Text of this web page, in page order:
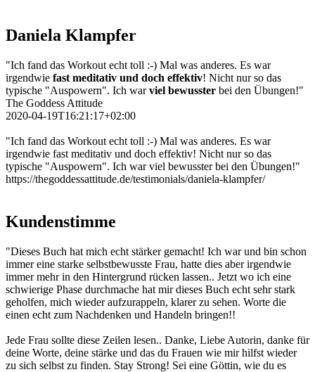
Daniela Klampfer
"Ich fand das Workout echt toll :-) Mal was anderes. Es war
irgendwie fast meditativ und doch effektiv! Nicht nur so das
typische "Auspowern". Ich warviel bewusster bei den Übungen!"
The Goddess Attitude
2020-04-19T16:21:17+02:00
"Ich fand das Workout echt toll :-) Mal was anderes. Es war
irgendwie fast meditativ und doch effektiv! Nicht nur so das
typische "Auspowern". Ich war viel bewusster bei den Übungen!"
https://thegoddessattitude.de/testimonials/daniela-klampfer/
Kundenstimme
"Dieses Buch hat mich echt stärker gemacht! Ich war und bin schon
immer eine starke selbstbewusste Frau, hatte dies aber irgendwie
immer mehr in den Hintergrund rücken lassen.. Jetzt wo ich eine
schwierige Phase durchmache hat mir dieses Buch echt sehr stark
geholfen, mich wieder aufzurappeln, klarer zu sehen. Worte die
einen echt zum Nachdenken und Handeln bringen!!
Jede Frau sollte diese Zeilen lesen.. Danke, Liebe Autorin, danke für
deine Worte, deine stärke und das du Frauen wie mir hilfst wieder
zu sich selbst zu finden. Stay Strong! Sei eine Göttin, wie du es